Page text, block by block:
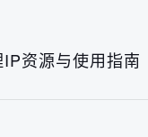
资源与使用指南